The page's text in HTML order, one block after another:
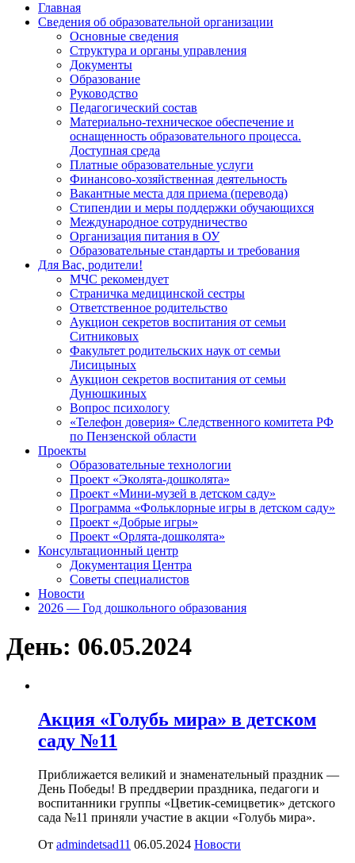
Главная
Сведения об образовательной организации
Основные сведения
Структура и органы управления
Документы
Образование
Руководство
Педагогический состав
Материально-техническое обеспечение и
оснащенность образовательного процесса.
Доступная среда
Платные образовательные услуги
Финансово-хозяйственная деятельность
Вакантные места для приема (перевода)
Стипендии и меры поддержки обучающихся
Международное сотрудничество
Организация питания в ОУ
Образовательные стандарты и требования
Для Вас, родители!
МЧС рекомендует
Страничка медицинской сестры
Ответственное родительство
Аукцион секретов воспитания от семьи
Ситниковых
Факультет родительских наук от семьи
Лисицыных
Аукцион секретов воспитания от семьи
Дунюшкиных
Вопрос психологу
«Телефон доверия» Следственного комитета РФ
по Пензенской области
Проекты
Образовательные технологии
Проект «Эколята-дошколята»
Проект «Мини-музей в детском саду»
Программа «Фольклорные игры в детском саду»
Проект «Добрые игры»
Проект «Орлята-дошколята»
Консультационный центр
Документация Центра
Советы специалистов
Новости
2026 — Год дошкольного образования
День: 06.05.2024
Акция «Голубь мира» в детском
саду №11
Приближается великий и знаменательный праздник —
День Победы! В преддверии праздника, педагоги и
воспитанники группы «Цветик-семицветик» детского
сада №11 приняли участие в акции «Голубь мира».
От admindetsad11 06.05.2024 Новости